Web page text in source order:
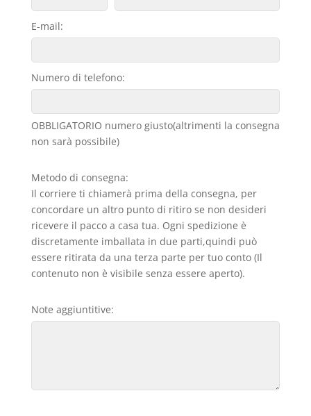
E-mail:
Numero di telefono:
OBBLIGATORIO numero giusto(altrimenti la consegna
non sarà possibile)
Metodo di consegna:
Il corriere ti chiamerà prima della consegna, per
concordare un altro punto di ritiro se non desideri
ricevere il pacco a casa tua. Ogni spedizione è
discretamente imballata in due parti,quindi può
essere ritirata da una terza parte per tuo conto (Il
contenuto non è visibile senza essere aperto).
Note aggiuntitive: